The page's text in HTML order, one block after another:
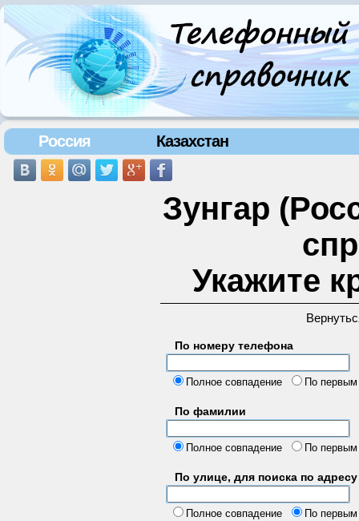
Россия Казахстан
Зунгар
Укажите
По номеру телефона
Полное совпадение
По
По фамилии
Полное совпадение По
По улице, для поиска по адресу
Полное совпадение
По